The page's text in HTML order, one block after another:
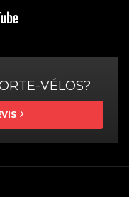
VÉLOS?